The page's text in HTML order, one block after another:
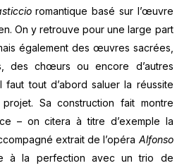
romantique basé sur l’œuvre
On y retrouve pour une large part
également des œuvres sacrées,
des chœurs ou encore d’autres
faut tout d’abord saluer la réussite
Sa construction fait montre
– on citera à titre d’exemple la
extrait de l’opéra Alfonso
à la perfection avec un trio de